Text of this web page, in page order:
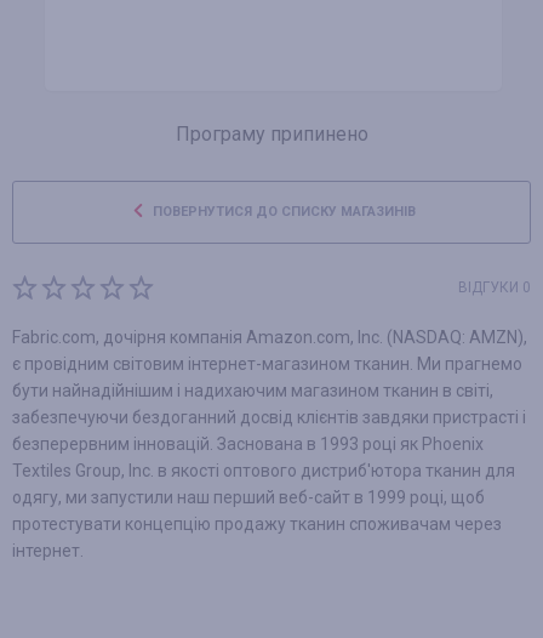
Програму припинено
ПОВЕРНУТИСЯ ДО СПИСКУ МАГАЗИНІВ
ВІДГУКИ 0
Fabric.com, дочірня компанія Amazon.com, Inc. (NASDAQ: AMZN),
є провідним світовим інтернет-магазином тканин. Ми прагнемо
бути найнадійнішим і надихаючим магазином тканин в світі,
забезпечуючи бездоганний досвід клієнтів завдяки пристрасті і
безперервним інновацій. Заснована в 1993 році як Phoenix
Textiles Group, Inc. в якості оптового дистриб'ютора тканин для
одягу, ми запустили наш перший веб-сайт в 1999 році, щоб
протестувати концепцію продажу тканин споживачам через
інтернет.